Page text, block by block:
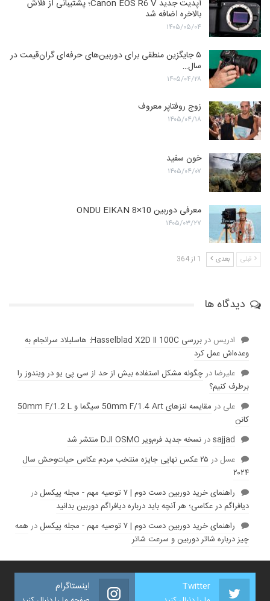
آپدیت جدید Canon EOS R6 V؛ پشتیبانی از فلاش
بالاخره اضافه شد
۱۴۰۵/۰۵/۰۴
۵ جایگزین منطقی برای دوربین‌های حرفه‌ای گران‌قیمت در
سال…
۱۴۰۵/۰۴/۲۸
زوج روفتاپر معروف
۱۴۰۵/۰۴/۱۸
خون سفید
۱۴۰۵/۰۴/۰۷
معرفی دوربین ONDU EIKAN 8×10
۱۴۰۵/۰۳/۲۷
قبلی بعدی 1 از 364
دیدگاه ها
ادریس در
بررسی Hasselblad X2D II 100C: هاسلبلاد سرانجام به
وعده‌‌اش عمل کرد
عليرضادرچگونه مشکل استفاده بیش از حد از سی پی یو در ویندوز را
برطرف کنیم؟
علی در
مقایسه لنز‌های 50mm F/1.4 Art سیگما و 50mm F/1.2 L
کانن
sajjadدرنسخه جدید فرم‌ویر DJI OSMO منتشر شد
عسل در
۲۵ عکس نهایی جایزه منتخب مردم عکاس حیات‌وحش سال
۲۰۲۴
راهنمای خرید دوربین دست دوم | ۷ توصیه مهم - مجله پیکسل
در
دیافراگم در عکاسی؛ هر آنچه باید درباره دیافراگم دوربین بدانید
راهنمای خرید دوربین دست دوم | ۷ توصیه مهم - مجله پیکسل
در همه
چیز درباره شاتر دوربین و سرعت شاتر
Twitter اینستاگرام